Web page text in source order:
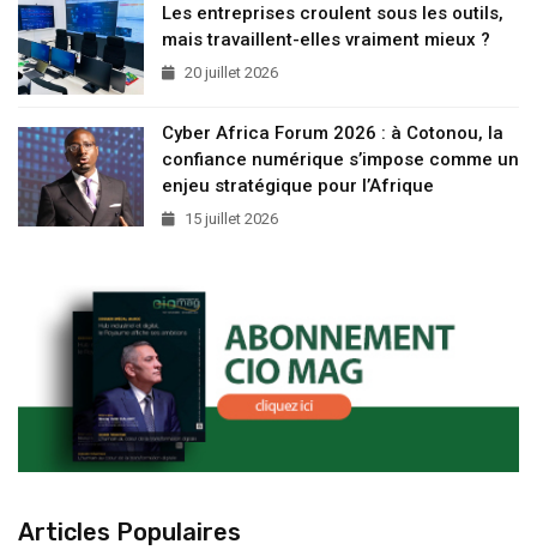
Les entreprises croulent sous les outils,
mais travaillent-elles vraiment mieux ?
20 juillet 2026
Cyber Africa Forum 2026 : à Cotonou, la
confiance numérique s’impose comme un
enjeu stratégique pour l’Afrique
15 juillet 2026
Articles Populaires